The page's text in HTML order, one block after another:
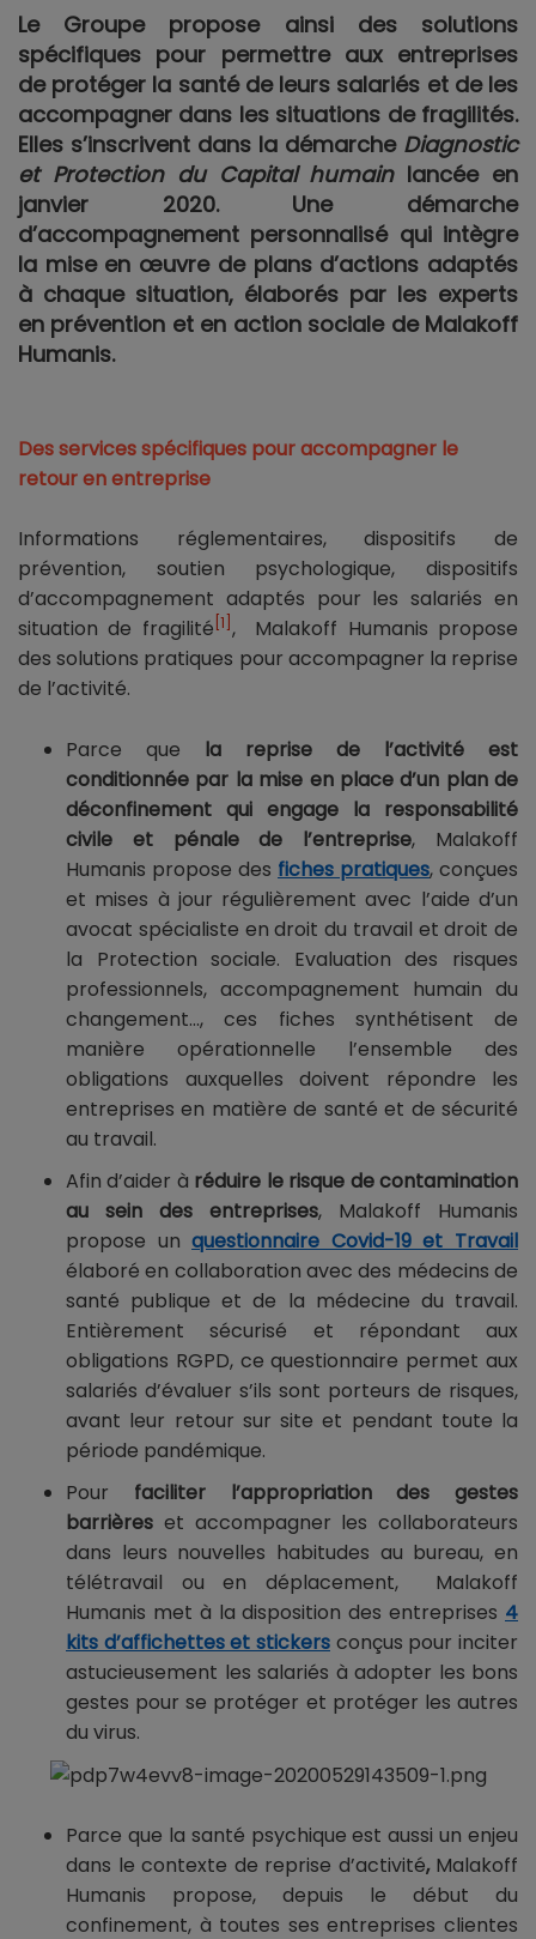
Le Groupe propose ainsi des solutions
spécifiques pour permettre aux entreprises
de protéger la santé de leurs salariés et de les
accompagner dans les situations de fragilités.
Elles s’inscrivent dans la démarche Diagnostic
et Protection du Capital humainlancée en
janvier 2020. Une démarche
d’accompagnement personnalisé qui intègre
la mise en œuvre de plans d’actions adaptés
à chaque situation, élaborés par les experts
en prévention et en action sociale de Malakoff
Humanis.
Des services spécifiques pour accompagner le
retour en entreprise
Informations réglementaires, dispositifs de
prévention, soutien psychologique, dispositifs
d’accompagnement adaptés pour les salariés en
situation de fragilité [1] , Malakoff Humanis propose
des solutions pratiques pour accompagner la reprise
de l’activité.
Parce que la reprise de l’activité est
conditionnée par la mise en place d’un plan de
déconfinement qui engage la responsabilité
civile et pénale de l’entreprise, Malakoff
Humanis propose des fiches pratiques, conçues
et mises à jour régulièrement avec l’aide d’un
avocat spécialiste en droit du travail et droit de
la Protection sociale. Evaluation des risques
professionnels, accompagnement humain du
changement…, ces fiches synthétisent de
manière opérationnelle l’ensemble des
obligations auxquelles doivent répondre les
entreprises en matière de santé et de sécurité
au travail.
Afin d’aider à réduire le risque de contamination
au sein des entreprises, Malakoff Humanis
propose unquestionnaire Covid-19 et Travail
élaboré en collaboration avec des médecins de
santé publique et de la médecine du travail.
Entièrement sécurisé et répondant aux
obligations RGPD, ce questionnaire permet aux
salariés d’évaluer s’ils sont porteurs de risques,
avant leur retour sur site et pendant toute la
période pandémique.
Pour faciliter l’appropriation des gestes
barrières et accompagner les collaborateurs
dans leurs nouvelles habitudes au bureau, en
télétravail ou en déplacement, Malakoff
Humanis met à la disposition des entreprises 4
kits d’affichettes et stickers conçus pour inciter
astucieusement les salariés à adopter les bons
gestes pour se protéger et protéger les autres
du virus.
Parce que la santé psychique est aussi un enjeu
dans le contexte de reprise d’activité,Malakoff
Humanis propose, depuis le début du
confinement, à toutes ses entreprises clientes